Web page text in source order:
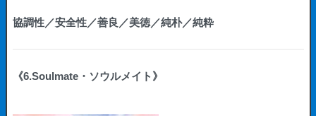
協調性／安全性／善良／美徳／純朴／純粋
《6.Soulmate・ソウルメイト》